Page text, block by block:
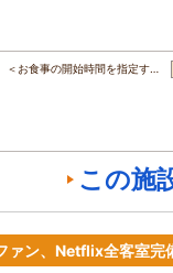
＜お食事の開始時間を指定す…
この施
ァン、Netflix全客室完